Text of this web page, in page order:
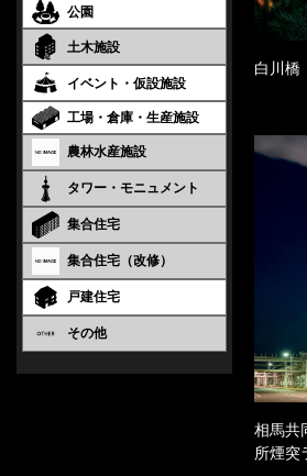
公園
土木施設
イベント・仮設施設
工場・倉庫・生産施設
農林水産施設
タワー・モニュメント
集合住宅
集合住宅（改修）
戸建住宅
その他
白川橋
相馬共
所煙突